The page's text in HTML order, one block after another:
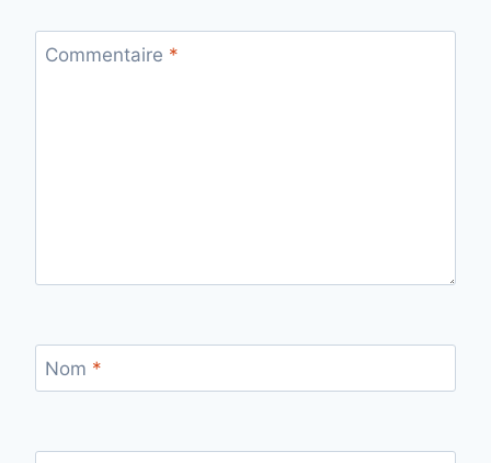
Commentaire *
Nom *